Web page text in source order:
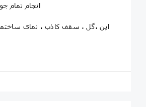
انجام تمام
اپن ،گل ، سقف کاذب ، نمای